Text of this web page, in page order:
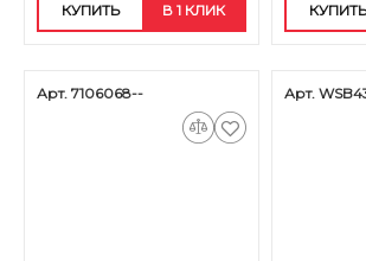
КУПИТЬ В 1 КЛИК КУПИТЬ
Арт. 7106068-- Арт.